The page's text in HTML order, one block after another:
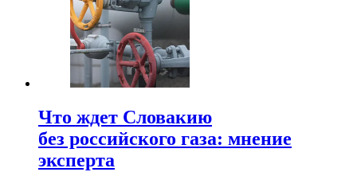
Что ждет Словакию
без российского газа: мнение
эксперта